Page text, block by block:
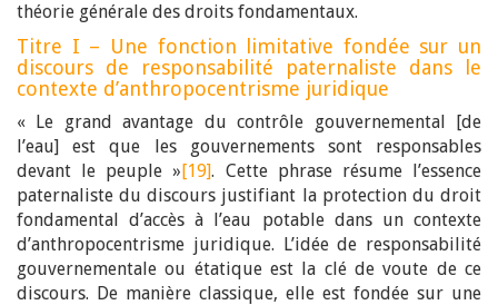
théorie générale des droits fondamentaux.
Titre I – Une fonction limitative fondée sur un
discours de responsabilité paternaliste dans le
contexte d’anthropocentrisme juridique
« Le grand avantage du contrôle gouvernemental [de
l’eau] est que les gouvernements sont responsables
devant le peuple »[19]. Cette phrase résume l’essence
paternaliste du discours justifiant la protection du droit
fondamental d’accès à l’eau potable dans un contexte
d’anthropocentrisme juridique. L’idée de responsabilité
gouvernementale ou étatique est la clé de voute de ce
discours. De manière classique, elle est fondée sur une